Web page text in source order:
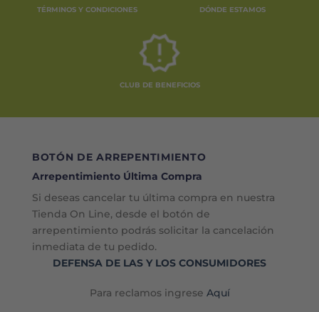
TÉRMINOS Y CONDICIONES DÓNDE ESTAMOS
CLUB DE BENEFICIOS
BOTÓN DE ARREPENTIMIENTO
Arrepentimiento Última Compra
Si deseas cancelar tu última compra en nuestra
Tienda On Line, desde el botón de
arrepentimiento podrás solicitar la cancelación
inmediata de tu pedido.
DEFENSA DE LAS Y LOS CONSUMIDORES
Para reclamos ingrese Aquí